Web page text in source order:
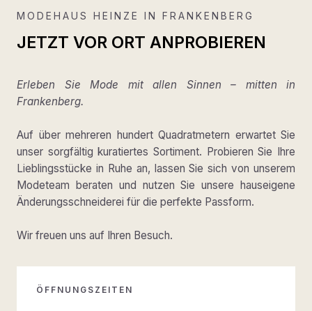
MODEHAUS HEINZE IN FRANKENBERG
JETZT VOR ORT ANPROBIEREN
Erleben Sie Mode mit allen Sinnen – mitten in
Frankenberg.
Auf über mehreren hundert Quadratmetern erwartet Sie
unser sorgfältig kuratiertes Sortiment. Probieren Sie Ihre
Lieblingsstücke in Ruhe an, lassen Sie sich von unserem
Modeteam beraten und nutzen Sie unsere hauseigene
Änderungsschneiderei für die perfekte Passform.
Wir freuen uns auf Ihren Besuch.
ÖFFNUNGSZEITEN